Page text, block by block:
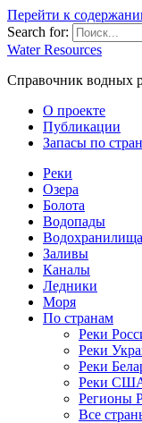
Перейти к
Search for:
Water Resources
Справочник водных
О проекте
Публикации
Запасы по
Реки
Озера
Болота
Водопады
Водохранилища
Заливы
Каналы
Ледники
Моря
По странам
Реки
Реки
Реки
Реки
Регионы
Все